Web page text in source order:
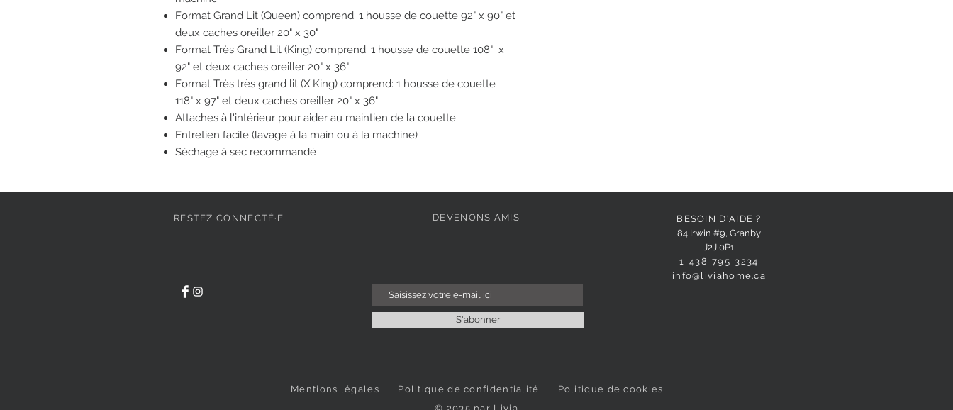
Format Grand Lit (Queen) comprend: 1 housse de couette 92" x 90" et
deux caches oreiller 20" x 30"
Format Très Grand Lit (King) comprend: 1 housse de couette 108" x
92" et deux caches oreiller 20" x 36"
Format Très très grand lit (X King) comprend: 1 housse de couette
118" x 97" et deux caches oreiller 20" x 36"
Attaches à l'intérieur pour aider au maintien de la couette
Entretien facile (lavage à la main ou à la machine)
Séchage à sec recommandé
RESTEZ CONNECTÉ·E DEVENONS AMIS
S'abonner
BESOIN D'AIDE ?
84 Irwin #9, Granby
J2J 0P1
1-438-795-3234
info@liviahome.ca
Mentions légales Politique de confidentialité
Politique de cookies